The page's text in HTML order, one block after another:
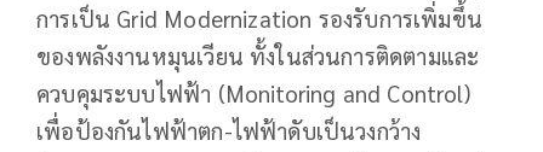
การเป็น Grid Modernization รองรับการเพิ่มขึ้น
ของพลังงานหมุนเวียน ทั้งในส่วนการติดตามและ
ควบคุมระบบไฟฟ้า (Monitoring and Control)
เพื่อป้องกันไฟฟ้าตก-ไฟฟ้าดับเป็นวงกว้าง